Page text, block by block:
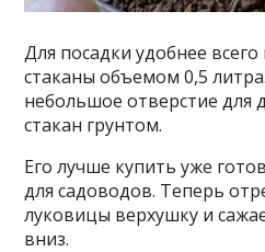
Для посадки удобнее
стаканы объемом 0,5
небольшое отверстие для
стакан грунтом.
Его лучше купить уже
для садоводов. Теперь
луковицы верхушку и
вниз.